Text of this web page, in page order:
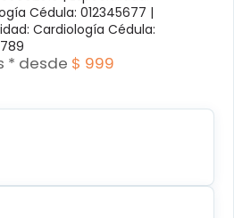
Cédula: 012345677 |
Cardiología Cédula:
* desde $ 999